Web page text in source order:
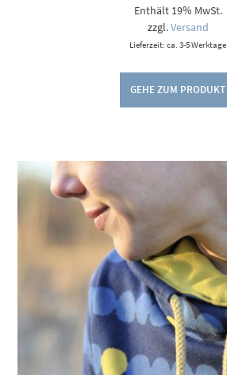
Enthält 19% MwSt.
zzgl.Versand
Lieferzeit: ca. 3-5 Werktage
GEHE ZUM PRODUKT